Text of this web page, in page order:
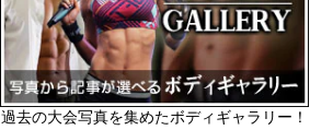
過去の大会写真を集めたボディギャラリー！